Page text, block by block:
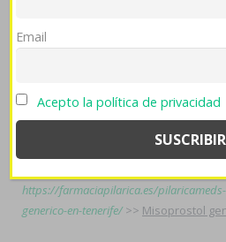
Seguir Leyendo Publicación>>
al enlace>>comprar clomid omifin
https://farmaciapilarica.es/
https://farmaciapilarica.es/
generico-en-tenerife/>> Misoprostol
Email
Acepto la política de privacidad